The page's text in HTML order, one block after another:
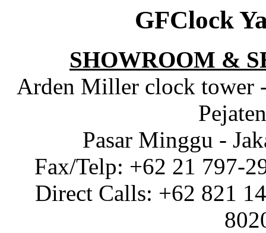
GFClock
SHOWROOM &
Arden Miller clock tower
Pasar Minggu -
Fax/Telp: +62 21 797-
Direct Calls: +62 821